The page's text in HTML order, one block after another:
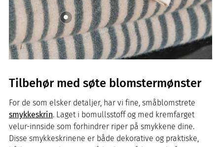
Tilbehør med søte blomstermønster
For de som elsker detaljer, har vi fine, småblomstrete
smykkeskrin. Laget i bomullsstoff og med kremfarget
velur-innside som forhindrer riper på smykkene dine.
Disse smykkeskrinene er både dekorative og praktiske,